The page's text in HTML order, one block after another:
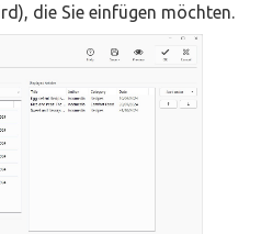
die Sie einfügen möchten.